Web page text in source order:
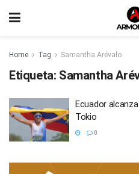
Home Tag Samantha Arévalo
Etiqueta: Samantha
Ecuador
Tokio
0